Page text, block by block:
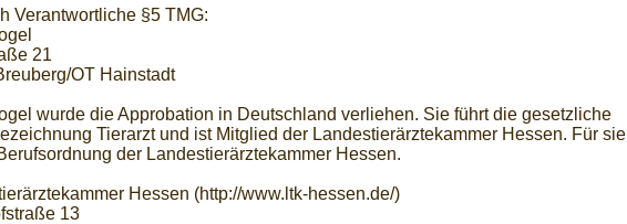
Verantwortliche §5 TMG:
21
OT Hainstadt
wurde die Approbation in Deutschland verliehen. Sie führt die gesetzliche
Tierarzt und ist Mitglied der Landestierärztekammer Hessen. Für sie
der Landestierärztekammer Hessen.
Hessen (http://www.ltk-hessen.de/)
13